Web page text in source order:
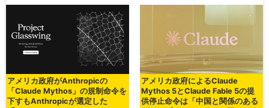
アメリカ政府がAnthropicの
「Claude Mythos」の規制命令を
下すもAnthropicが選定した
アメリカ政府によるClaude
Mythos 5とClaude Fable 5の提
供停止命令は「中国と関係のある